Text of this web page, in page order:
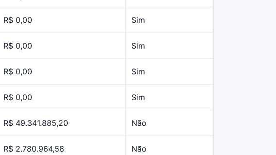
R$ 0,00 Sim
R$ 0,00 Sim
R$ 0,00 Sim
R$ 0,00 Sim
R$ 49.341.885,20 Não
R$ 2.780.964,58 Não